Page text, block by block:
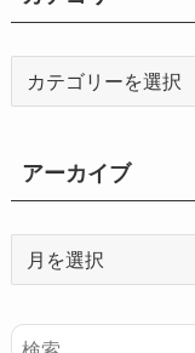
リ
ー
アーカイブ
イ